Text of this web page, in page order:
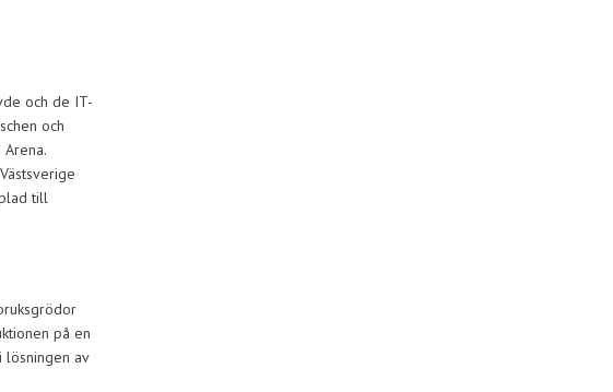
och de IT-
och
till
på en
lösningen av